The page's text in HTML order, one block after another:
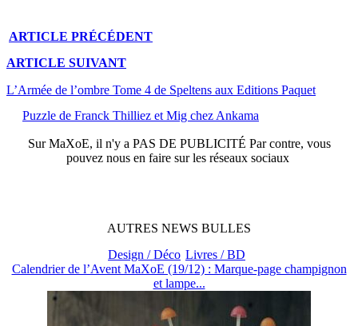
ARTICLE PRÉCÉDENT
ARTICLE SUIVANT
L’Armée de l’ombre Tome 4 de Speltens aux Editions Paquet
Puzzle de Franck Thilliez et Mig chez Ankama
SurMaXoE, il n'y a PAS DE PUBLICITÉ Par contre, vous
pouvez nous en faire sur les réseaux sociaux
AUTRES NEWS BULLES
Design / Déco Livres / BD
Calendrier de l’Avent MaXoE (19/12) : Marque-page champignon
et lampe...